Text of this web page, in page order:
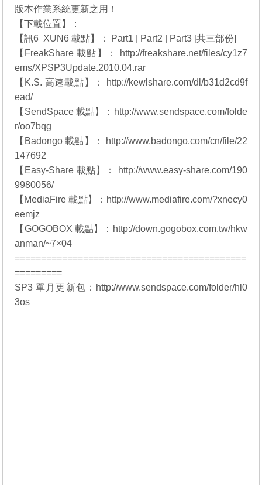
版本作業系統更新之用！
【下載位置】：
【訊6 XUN6 載點】： Part1 | Part2 | Part3 [共三部份]
【FreakShare 載點】： http://freakshare.net/files/cy1z7
ems/XPSP3Update.2010.04.rar
【K.S. 高速載點】： http://kewlshare.com/dl/b31d2cd9f
ead/
【SendSpace 載點】：http://www.sendspace.com/folde
r/oo7bqg
【Badongo 載點】： http://www.badongo.com/cn/file/22
147692
【Easy-Share 載點】： http://www.easy-share.com/190
9980056/
【MediaFire 載點】：http://www.mediafire.com/?xnecy0
eemjz
【GOGOBOX 載點】：http://down.gogobox.com.tw/hkw
anman/~7×04
============================================
=========
SP3 單月更新包：http://www.sendspace.com/folder/hl0
3os